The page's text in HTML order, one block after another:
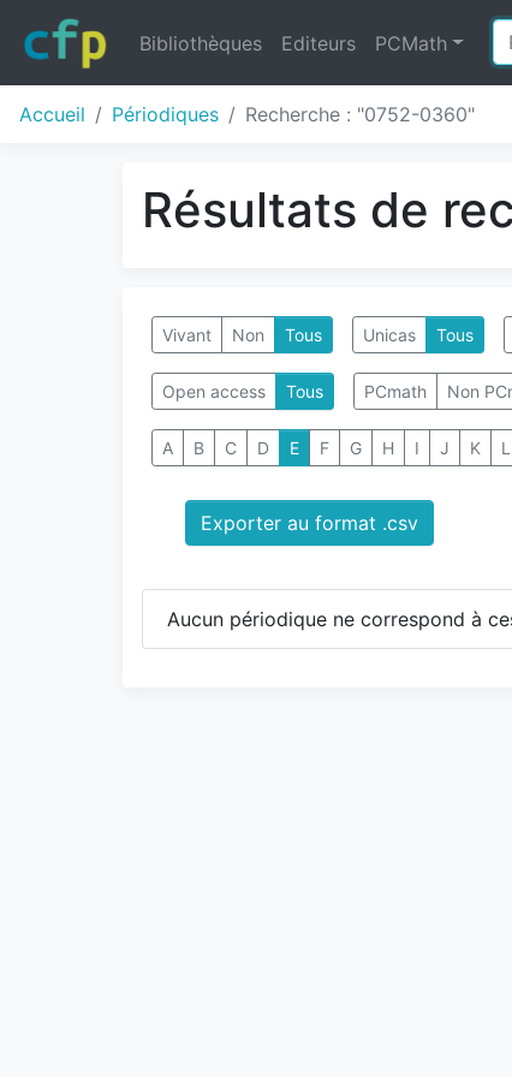
Bibliothèques Editeurs PCMath
Accueil Périodiques Recherche : "0752-0360"
Résultats de
Vivant Non Tous Unicas Tous
Open access Tous PCmath Non
A B C D E F G H I J K L
Exporter au format .csv
Aucun périodique ne correspond à